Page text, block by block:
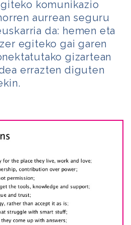
komunikazio
aurrean seguru
da: hemen eta
egiteko gai garen
gizartean
errazten diguten